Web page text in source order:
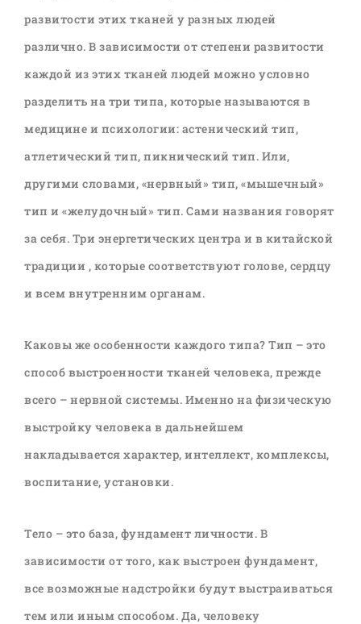
развитости этих тканей у разных людей
различно. В зависимости от степени развитости
каждой из этих тканей людей можно условно
разделить на три типа, которые называются в
медицине и психологии: астенический тип,
атлетический тип, пикнический тип. Или,
другими словами, «нервный» тип, «мышечный»
тип и «желудочный» тип. Сами названия говорят
за себя. Три энергетических центра и в китайской
традиции , которые соответствуют голове, сердцу
и всем внутренним органам.
Каковы же особенности каждого типа? Тип – это
способ выстроенности тканей человека, прежде
всего – нервной системы. Именно на физическую
выстройку человека в дальнейшем
накладывается характер, интеллект, комплексы,
воспитание, установки.
Тело – это база, фундамент личности. В
зависимости от того, как выстроен фундамент,
все возможные надстройки будут выстраиваться
тем или иным способом. Да, человеку